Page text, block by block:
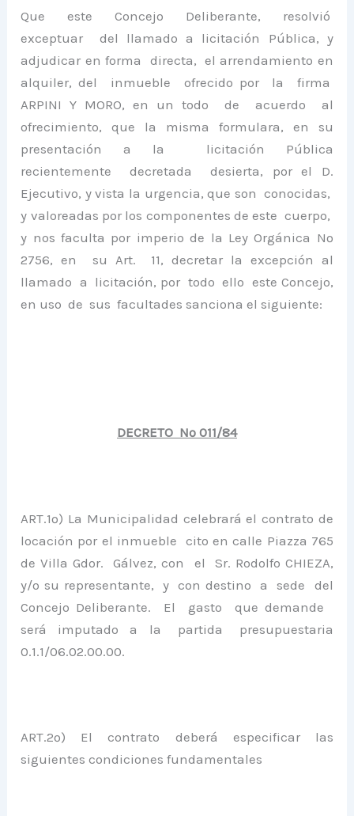
Que este Concejo Deliberante, resolvió
exceptuar del llamado a licitación Pública, y
adjudicar en forma directa, el arrendamiento en
alquiler, del inmueble ofrecido por la firma
ARPINI Y MORO, en un todo de acuerdo al
ofrecimiento, que la misma formulara, en su
presentación a la licitación Pública
recientemente decretada desierta, por el D.
Ejecutivo, y vista la urgencia, que son conocidas,
y valoreadas por los componentes de este cuerpo,
y nos faculta por imperio de la Ley Orgánica Nº
2756, en su Art. 11, decretar la excepción al
llamado a licitación, por todo ello este Concejo,
en uso de sus facultades sanciona el siguiente:
DECRETO Nº 011/84
ART.1º) La Municipalidad celebrará el contrato de
locación por el inmueble cito en calle Piazza 765
de Villa Gdor. Gálvez, con el Sr. Rodolfo CHIEZA,
y/o su representante, y con destino a sede del
Concejo Deliberante. El gasto que demande
será imputado a la partida presupuestaria
0.1.1/06.02.00.00.
ART.2º) El contrato deberá especificar las
siguientes condiciones fundamentales